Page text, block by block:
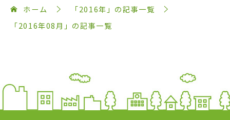
ホーム
「2016年」の記事一覧
「2016年08月」の記事一覧